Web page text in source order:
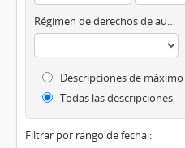
Régimen de derechos de autor
Descripciones de
Todas las descripciones
Filtrar por rango de fecha :